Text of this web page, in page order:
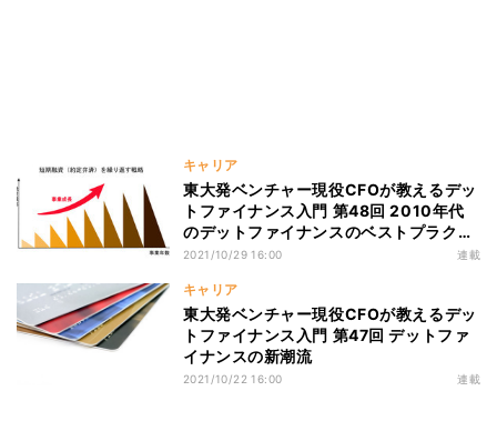
キャリア
東大発ベンチャー現役CFOが教えるデッ
トファイナンス入門 第48回 2010年代
のデットファイナンスのベストプラクテ
ィスと2020年代への応用
2021/10/29 16:00 連載
キャリア
東大発ベンチャー現役CFOが教えるデッ
トファイナンス入門 第47回 デットファ
イナンスの新潮流
2021/10/22 16:00 連載